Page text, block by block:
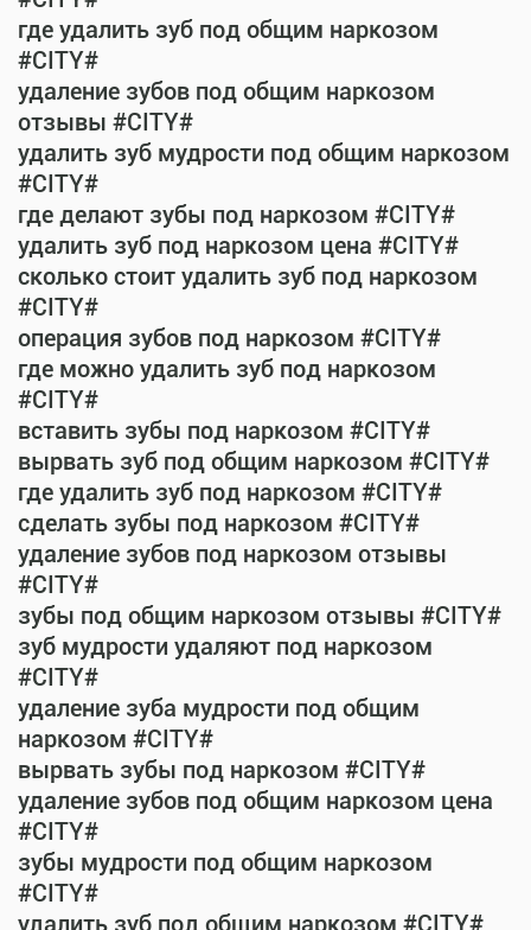
где удалить зуб под общим наркозом
#CITY#
удаление зубов под общим наркозом
отзывы #CITY#
удалить зуб мудрости под общим наркозом
#CITY#
где делают зубы под наркозом #CITY#
удалить зуб под наркозом цена #CITY#
сколько стоит удалить зуб под наркозом
#CITY#
операция зубов под наркозом #CITY#
где можно удалить зуб под наркозом
#CITY#
вставить зубы под наркозом #CITY#
вырвать зуб под общим наркозом #CITY#
где удалить зуб под наркозом #CITY#
сделать зубы под наркозом #CITY#
удаление зубов под наркозом отзывы
#CITY#
зубы под общим наркозом отзывы #CITY#
зуб мудрости удаляют под наркозом
#CITY#
удаление зуба мудрости под общим
наркозом #CITY#
вырвать зубы под наркозом #CITY#
удаление зубов под общим наркозом цена
#CITY#
зубы мудрости под общим наркозом
#CITY#
удалить зуб под общим наркозом #CITY#